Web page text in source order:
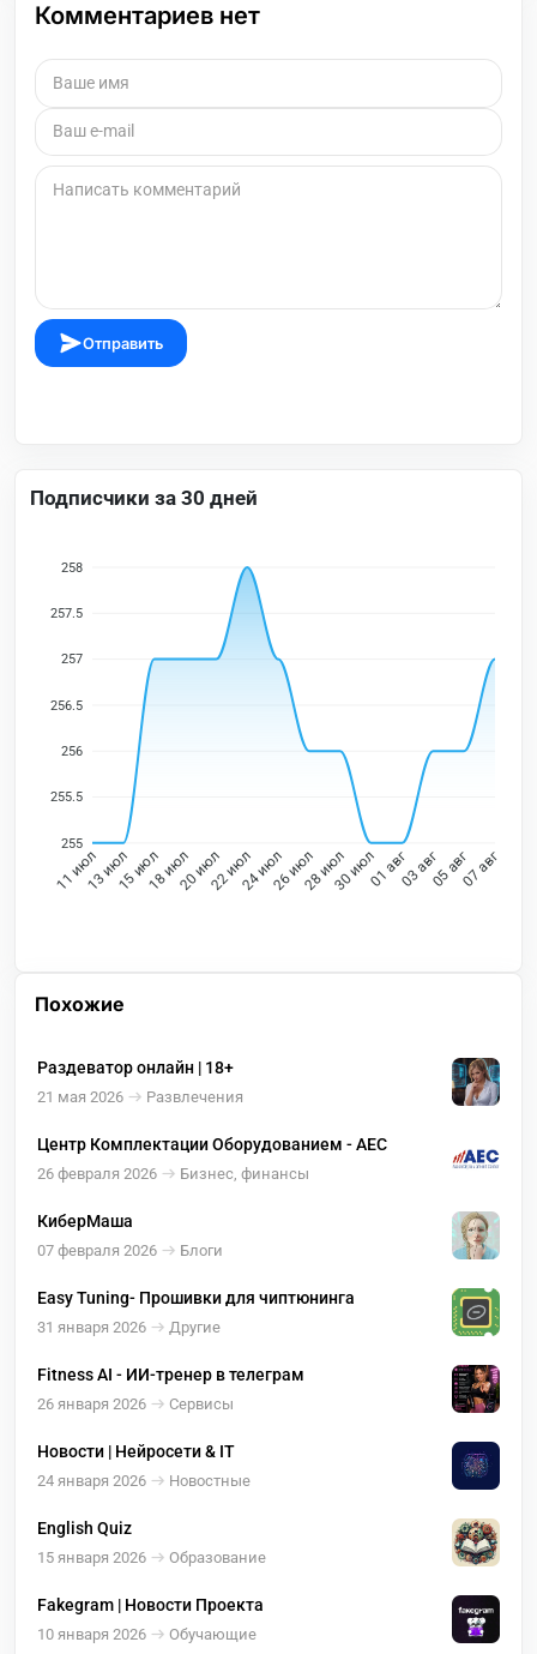
Комментариев нет
Отправить
Подписчики за 30 дней
258
257.5
257
256.5
256
255.5
255
11 июл13 июл15 июл18 июл20 июл22 июл24 июл26 июл28 июл30 июл01 авг03 авг05 авг07 авг
Похожие
Раздеватор онлайн | 18+
21 мая 2026 Развлечения
Центр Комплектации Оборудованием - AEC
26 февраля 2026 Бизнес, финансы
КиберМаша
07 февраля 2026 Блоги
Easy Tuning- Прошивки для чиптюнинга
31 января 2026 Другие
Fitness AI - ИИ-тренер в телеграм
26 января 2026 Сервисы
Новости | Нейросети & IT
24 января 2026 Новостные
English Quiz
15 января 2026 Образование
Fakegram | Новости Проекта
10 января 2026 Обучающие